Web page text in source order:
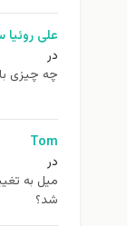
علی روئیا
در
چه چیزی
Tom
در
ميل به
شد؟